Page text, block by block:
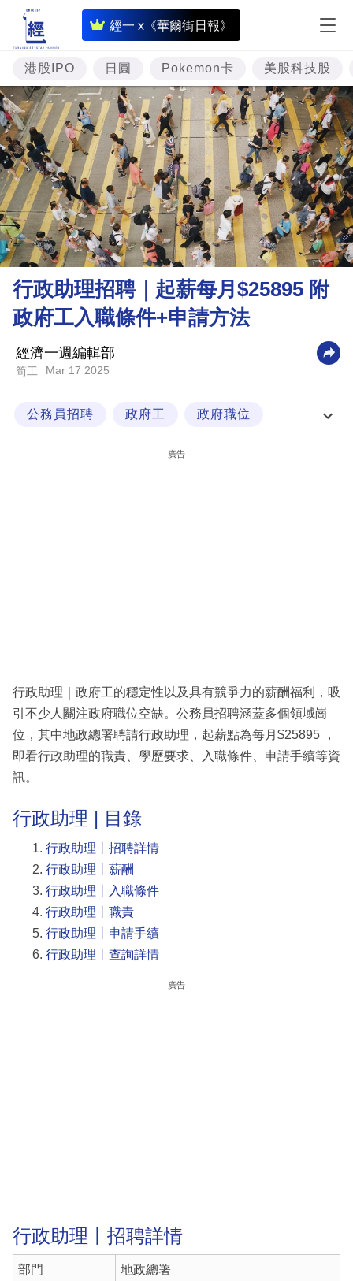
經一 x《華爾街日報》
即
時
財
經
專
題
投
資
樓
市
理
財
商
業
科
區
港股IPO 日圓 Pokemon卡 美股科技股
行政助理招聘｜起薪每月$25895 附
政府工入職條件+申請方法
經濟一週編輯部
筍工 Mar 17 2025
公務員招聘 政府工 政府職位
廣告
行政助理｜政府工的穩定性以及具有競爭力的薪酬福利，吸
引不少人關注政府職位空缺。公務員招聘涵蓋多個領域崗
位，其中地政總署聘請行政助理，起薪點為每月$25895 ，
即看行政助理的職責、學歷要求、入職條件、申請手續等資
訊。
行政助理 | 目錄
行政助理丨招聘詳情
行政助理丨薪酬
行政助理丨入職條件
行政助理丨職責
行政助理丨申請手續
行政助理丨查詢詳情
廣告
行政助理丨招聘詳情
部門 地政總署